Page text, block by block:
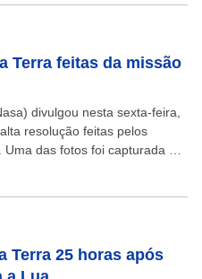
Terra feitas da missão
divulgou nesta sexta-feira,
resolução feitas pelos
das fotos foi capturada da
Terra 25 horas após